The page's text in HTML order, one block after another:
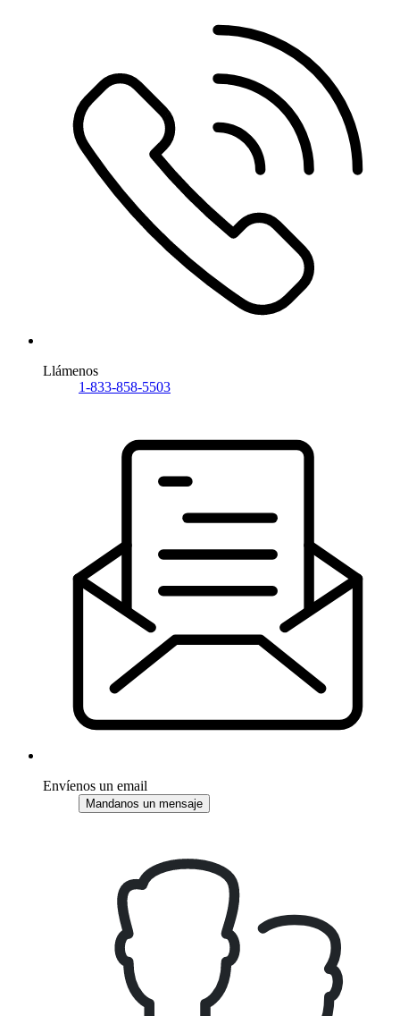
Llámenos
1-833-858-5503
Envíenos un email
Mandanos un mensaje